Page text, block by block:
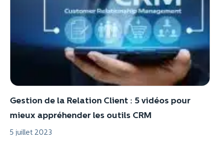
Gestion de la Relation Client : 5 vidéos pour
mieux appréhender les outils CRM
5 juillet 2023